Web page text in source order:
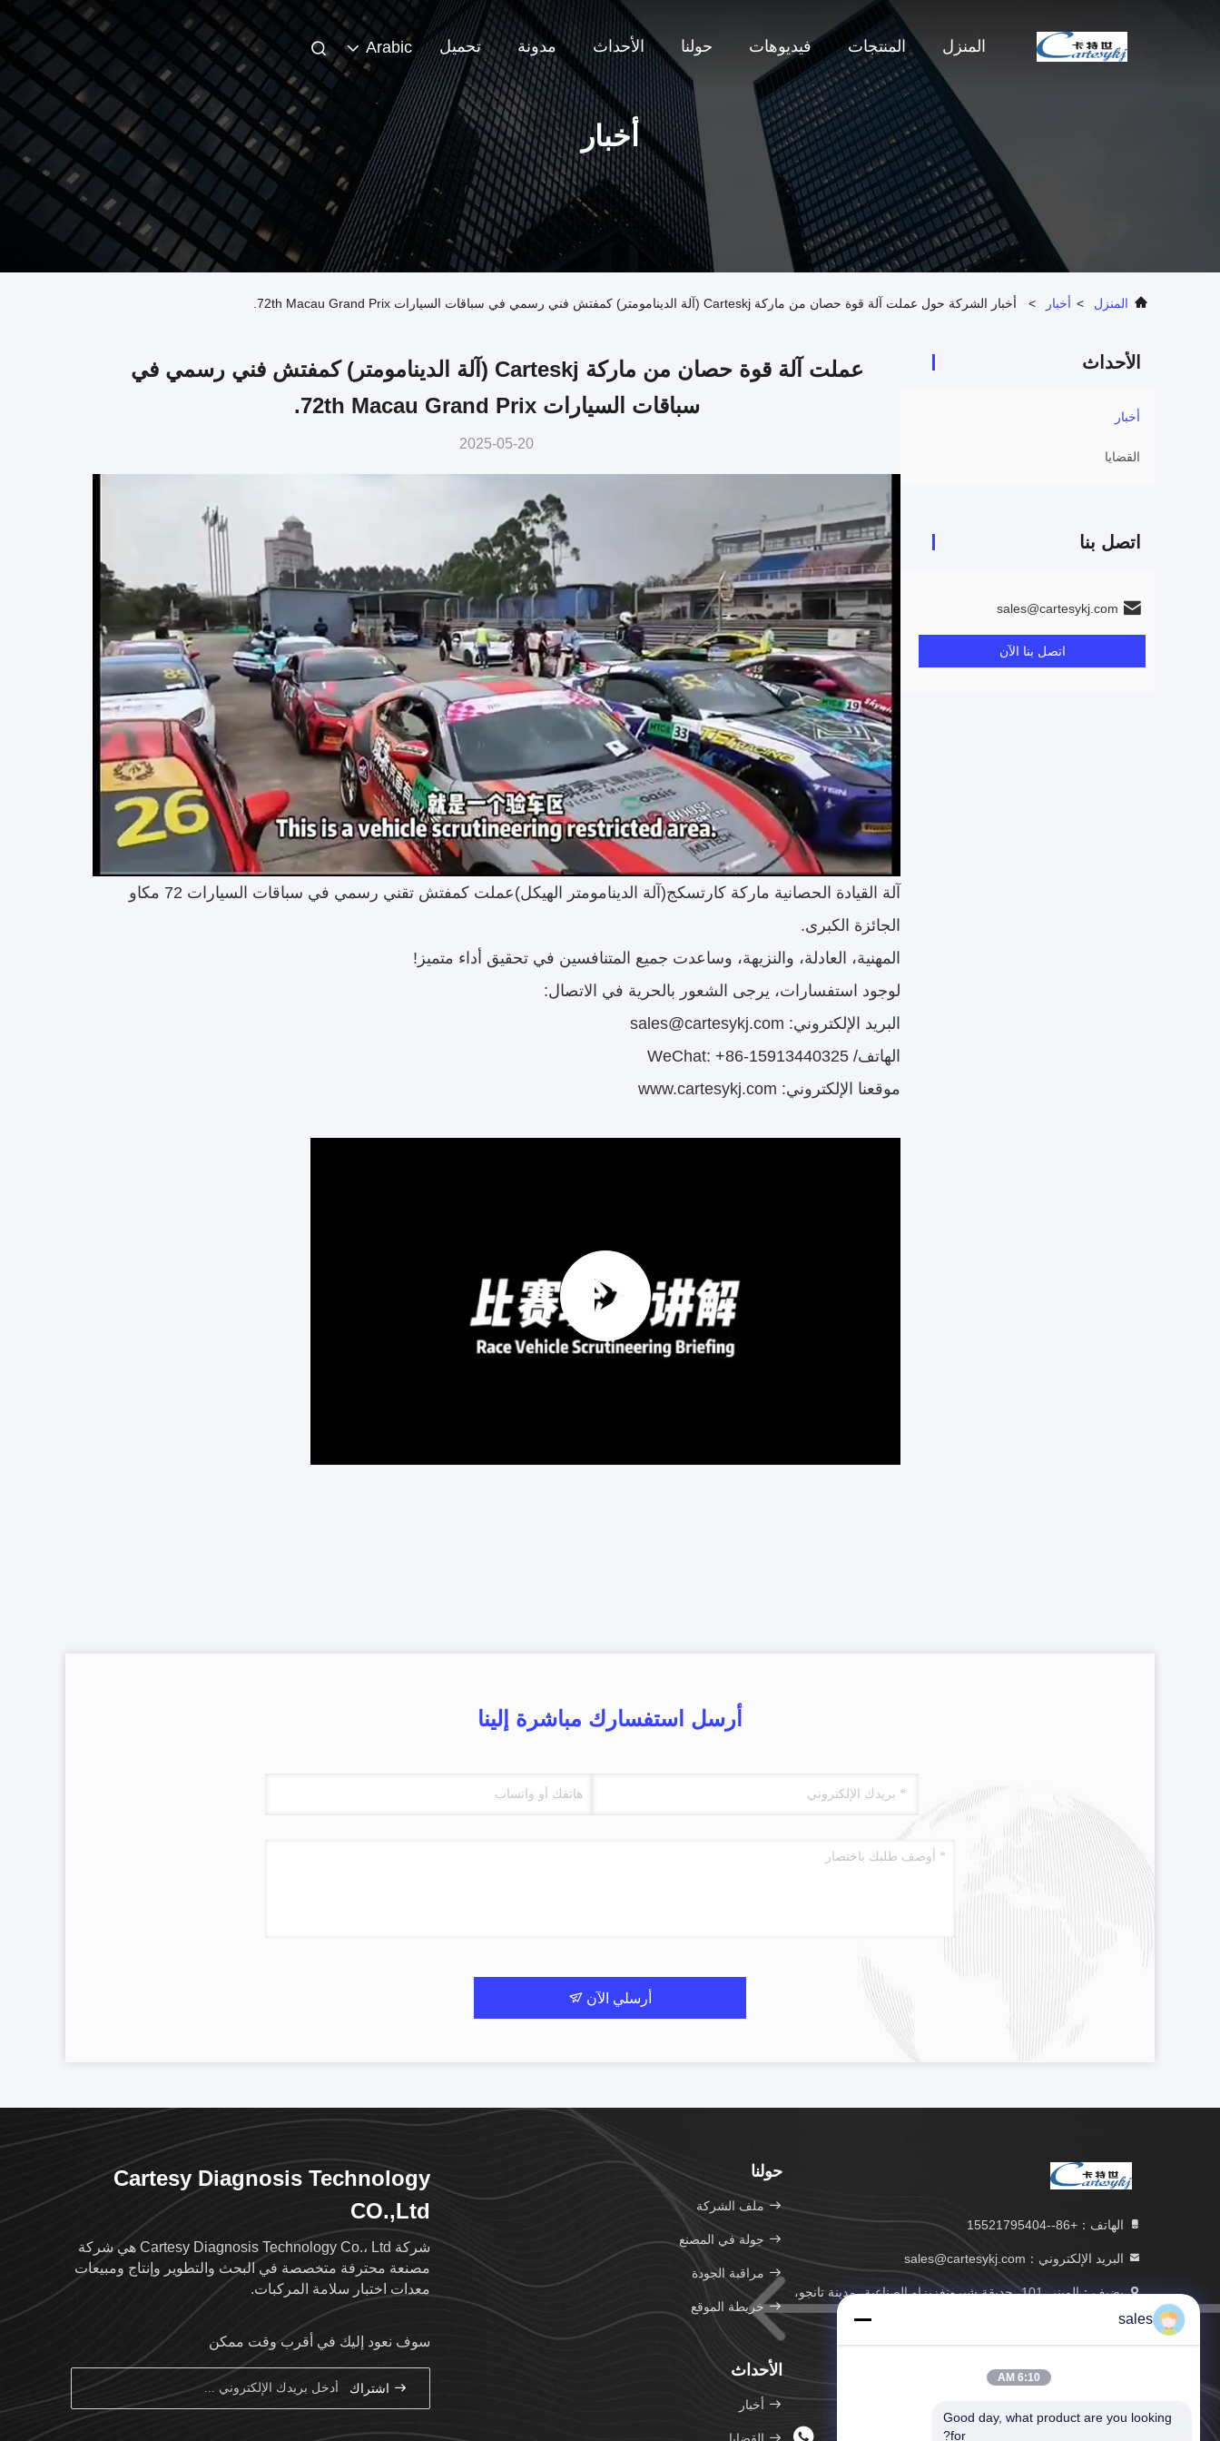
المنزل المنتجات فيديوهات حولنا الأحداث مدونة تحميل Arabic
أخبار
المنزل > أخبار > أخبار الشركة حول عملت آلة قوة حصان من ماركة Carteskj (آلة الدينامومتر) كمفتش فني رسمي في سباقات السيارات 72th Macau Grand Prix.
الأحداث
أخبار
القضايا
اتصل بنا
sales@cartesykj.com
اتصل بنا الآن
عملت آلة قوة حصان من ماركة Carteskj (آلة الدينامومتر) كمفتش فني رسمي في
سباقات السيارات 72th Macau Grand Prix.
2025-05-20
آلة القيادة الحصانية ماركة كارتسكج(آلة الدينامومتر الهيكل)
عملت كمفتش تقني رسمي في سباقات السيارات 72 مكاو
الجائزة الكبرى.
المهنية، العادلة، والنزيهة، وساعدت جميع المتنافسين في تحقيق أداء متميز!
لوجود استفسارات، يرجى الشعور بالحرية في الاتصال:
البريد الإلكتروني: sales@cartesykj.com
الهاتف/ WeChat: +86-15913440325
موقعنا الإلكتروني: www.cartesykj.com
أرسل استفسارك مباشرة إلينا
أرسلي الآن
الهاتف：+86--15521795404
البريد الإلكتروني：sales@cartesykj.com
يضيف：المبنى 101، حديقة شيرونغزيزاو الصناعية، مدينة تانجو،
حولنا
ملف الشركة
جولة في المصنع
مراقبة الجودة
خريطة الموقع
الأحداث
أخبار
القضايا
Cartesy Diagnosis Technology
CO.,Ltd
شركة Cartesy Diagnosis Technology Co.، Ltd هي شركة
مصنعة محترفة متخصصة في البحث والتطوير وإنتاج ومبيعات
معدات اختبار سلامة المركبات.
سوف نعود إليك في أقرب وقت ممكن
اشتراك
sales
6:10 AM
Good day, what product are you looking
for?